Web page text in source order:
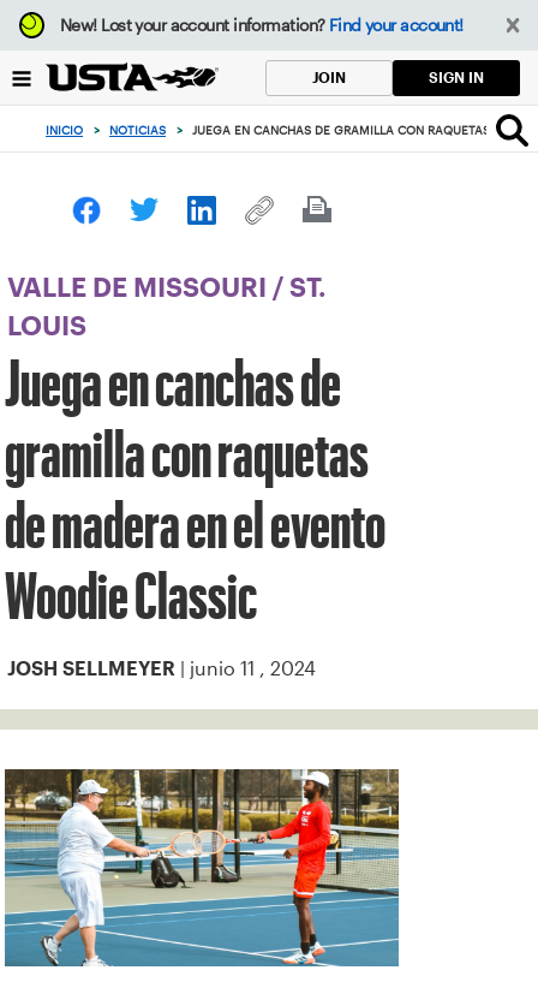
Enfoque
desde
botón
volver
principio
New!Lost your account information? Find your account!
JOIN SIGN IN
INICIO > NOTICIAS > JUEGA EN CANCHAS DE GRAMILLA CON RAQUETAS DE
VALLE DE MISSOURI / ST.
LOUIS
Juega en canchas de
gramilla con raquetas
de madera en el evento
Woodie Classic
JOSH SELLMEYER | junio 11 , 2024